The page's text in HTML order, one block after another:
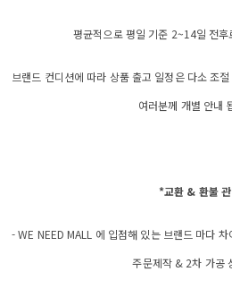
평균적으로 평일 기준 2~14일 전
브랜드 컨디션에 따라 상품 출고 일정은 다소 조
여러분께 개별 안내
*교환 & 환불
- WE NEED MALL 에 입점해 있는 브랜드 마다
주문제작 & 2차 가공